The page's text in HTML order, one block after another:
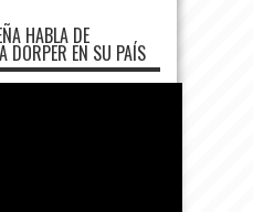
HABLA DE
DORPER EN SU PAÍS